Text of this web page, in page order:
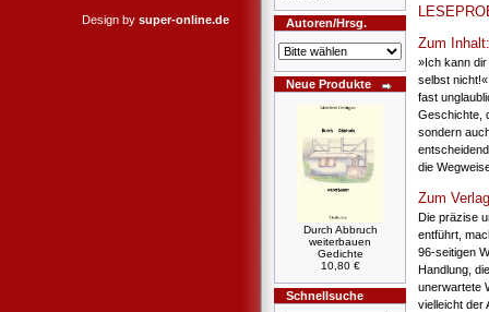
Design by super-online.de Autoren/Hrsg.
Neue Produkte
Durch Abbruch
weiterbauen
Gedichte
10,80 €
Schnellsuche
Zum Inhalt:
»Ich kann
selbst
fast
Geschichte,
sondern
die
Zum
Die präzise
entführt,
96-seitigen
Handlung,
unerwartete
vielleicht der